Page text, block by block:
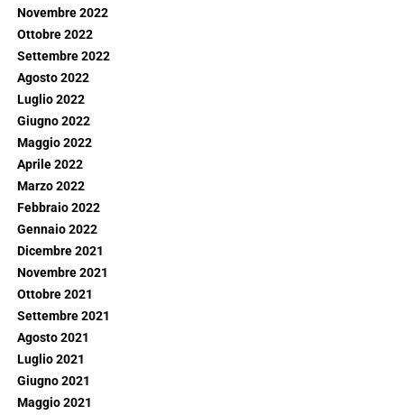
Novembre 2022
Ottobre 2022
Settembre 2022
Agosto 2022
Luglio 2022
Giugno 2022
Maggio 2022
Aprile 2022
Marzo 2022
Febbraio 2022
Gennaio 2022
Dicembre 2021
Novembre 2021
Ottobre 2021
Settembre 2021
Agosto 2021
Luglio 2021
Giugno 2021
Maggio 2021